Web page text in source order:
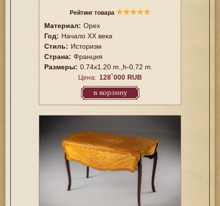
Рейтинг товара ★★★★★
Материал: Орех
Год: Начало XX века
Стиль: Историзм
Страна: Франция
Размеры: 0.74x1.20 m.,h-0.72 m.
Цена: 128`000 RUB
в корзину